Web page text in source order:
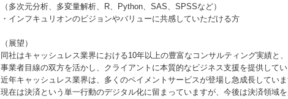
（多次元分析、多変量解析、R、Python、SAS、SPSSなど）
・インフキュリオンのビジョンやバリューに共感していただける方
（展望）
同社はキャッシュレス業界における10年以上の豊富なコンサルティング実績と
事業者目線の双方を活かし、クライアントに本質的なビジネス支援を提供して
近年キャッシュレス業界は、多くのペイメントサービスが登場し急成長してい
現在は決済という単一行動のデジタル化に留まっていますが、今後は決済領域